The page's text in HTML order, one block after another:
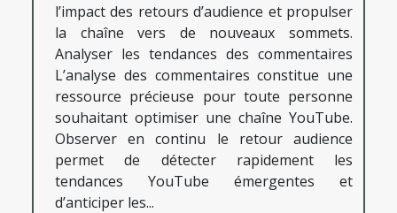
l’impact des retours d’audience et propulser
la chaîne vers de nouveaux sommets.
Analyser les tendances des commentaires
L’analyse des commentaires constitue une
ressource précieuse pour toute personne
souhaitant optimiser une chaîne YouTube.
Observer en continu le retour audience
permet de détecter rapidement les
tendances YouTube émergentes et
d’anticiper les...